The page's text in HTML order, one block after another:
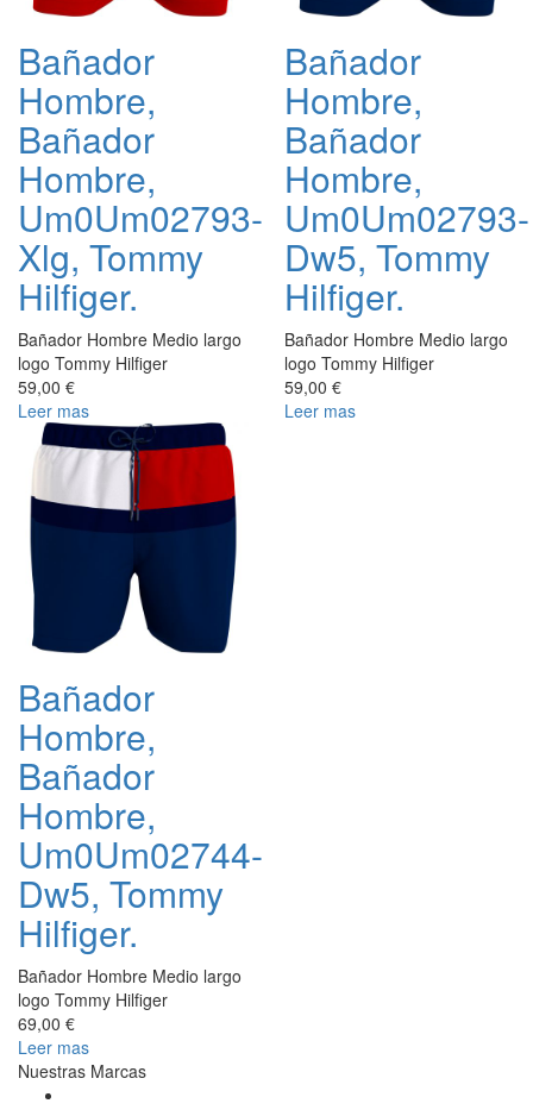
Bañador
Hombre,
Bañador
Hombre,
Um0Um02793-
Xlg, Tommy
Hilfiger.
Bañador Hombre Medio largo
logo Tommy Hilfiger
59,00 €
Leer mas
Bañador
Hombre,
Bañador
Hombre,
Um0Um02793-
Dw5, Tommy
Hilfiger.
Bañador Hombre Medio largo
logo Tommy Hilfiger
59,00 €
Leer mas
Bañador
Hombre,
Bañador
Hombre,
Um0Um02744-
Dw5, Tommy
Hilfiger.
Bañador Hombre Medio largo
logo Tommy Hilfiger
69,00 €
Leer mas
Nuestras Marcas